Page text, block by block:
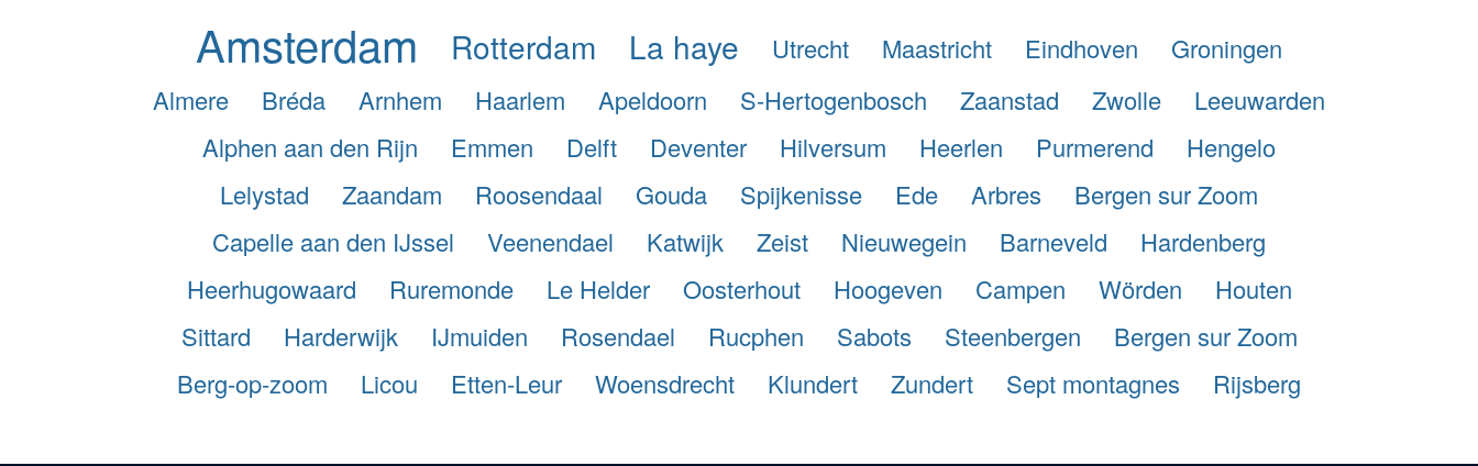
Amsterdam Rotterdam La haye Utrecht Maastricht Eindhoven
Groningen
Almere
Bréda Arnhem Haarlem Apeldoorn S-Hertogenbosch Zaanstad Zwolle
Leeuwarden
Alphen aan den Rijn
Emmen Delft Deventer Hilversum Heerlen Purmerend
Hengelo
Lelystad
Zaandam Roosendaal Gouda Spijkenisse Ede Arbres
Bergen sur Zoom
Capelle aan den IJssel
Veenendael Katwijk Zeist Nieuwegein Barneveld
Hardenberg
Heerhugowaard
Ruremonde Le Helder Oosterhout Hoogeven Campen Wörden
Houten
Sittard
Harderwijk IJmuiden Rosendael Rucphen Sabots Steenbergen
Bergen sur Zoom
Berg-op-zoom
Licou Etten-Leur Woensdrecht Klundert Zundert Sept montagnes Rijsberg